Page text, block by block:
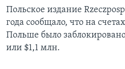
Польское издание
года сообщало, что на
Польше было
или $1,1 млн.